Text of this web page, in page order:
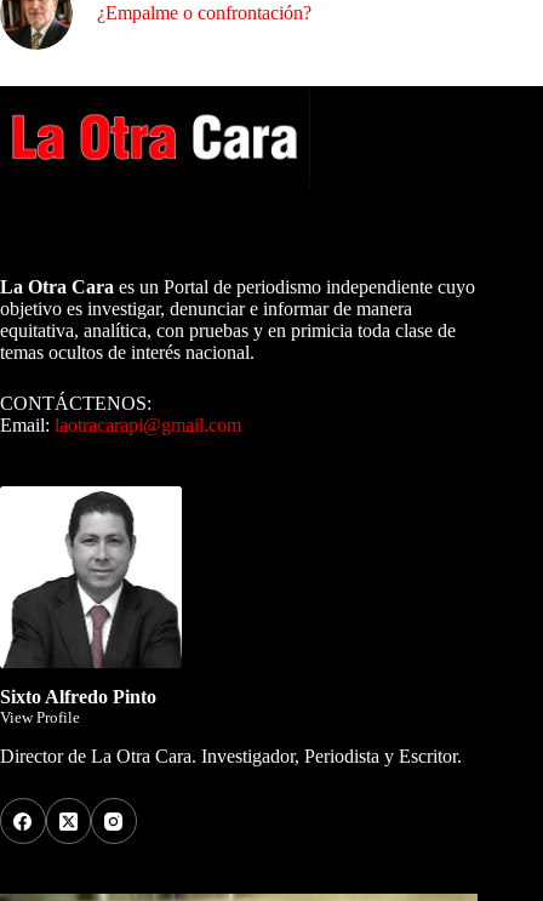
¿Empalme o confrontación?
La Otra Cara es un Portal de periodismo independiente cuyo
objetivo es investigar, denunciar e informar de manera
equitativa, analítica, con pruebas y en primicia toda clase de
temas ocultos de interés nacional.
CONTÁCTENOS:
Email: laotracarapi@gmail.com
Sixto Alfredo Pinto
View Profile
Director de La Otra Cara. Investigador, Periodista y Escritor.